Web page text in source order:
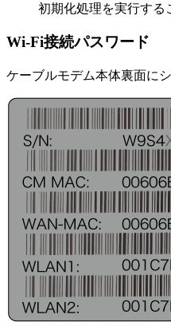
初期化処理を実行する
Wi-Fi接続パスワード
ケーブルモデム本体裏面に